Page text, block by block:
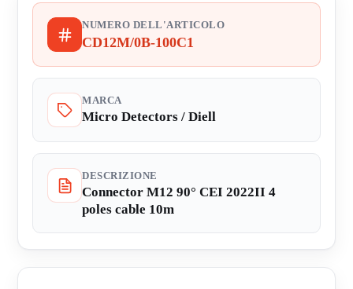
NUMERO DELL'ARTICOLO
CD12M/0B-100C1
MARCA
Micro Detectors / Diell
DESCRIZIONE
Connector M12 90° CEI 2022II 4
poles cable 10m